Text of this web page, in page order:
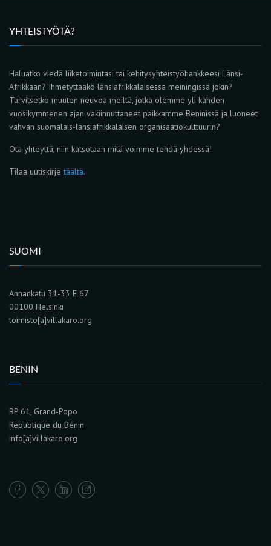
YHTEISTYÖTÄ?
Haluatko viedä liiketoimintasi tai kehitysyhteistyöhankkeesi Länsi-
Afrikkaan? Ihmetyttääkö länsiafrikkalaisessa meiningissä jokin?
Tarvitsetko muuten neuvoa meiltä, jotka olemme yli kahden
vuosikymmenen ajan vakiinnuttaneet paikkamme Beninissä ja luoneet
vahvan suomalais-länsiafrikkalaisen organisaatiokulttuurin?
Ota yhteyttä, niin katsotaan mitä voimme tehdä yhdessä!
Tilaa uutiskirjetäältä.
SUOMI
Annankatu 31-33 E 67
00100 Helsinki
toimisto[a]villakaro.org
BENIN
BP 61, Grand-Popo
Republique du Bénin
info[a]villakaro.org